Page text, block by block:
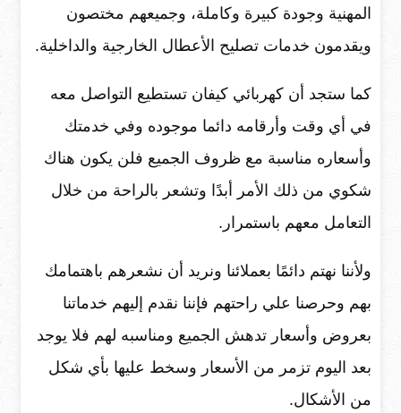
المهنية وجودة كبيرة وكاملة، وجميعهم مختصون
ويقدمون خدمات تصليح الأعطال الخارجية والداخلية.
كما ستجد أن كهربائي كيفان تستطيع التواصل معه
في أي وقت وأرقامه دائما موجوده وفي خدمتك
وأسعاره مناسبة مع ظروف الجميع فلن يكون هناك
شكوي من ذلك الأمر أبدًا وتشعر بالراحة من خلال
التعامل معهم باستمرار.
ولأننا نهتم دائمًا بعملائنا ونريد أن نشعرهم باهتمامك
بهم وحرصنا علي راحتهم فإننا نقدم إليهم خدماتنا
بعروض وأسعار تدهش الجميع ومناسبه لهم فلا يوجد
بعد اليوم تزمر من الأسعار وسخط عليها بأي شكل
من الأشكال.